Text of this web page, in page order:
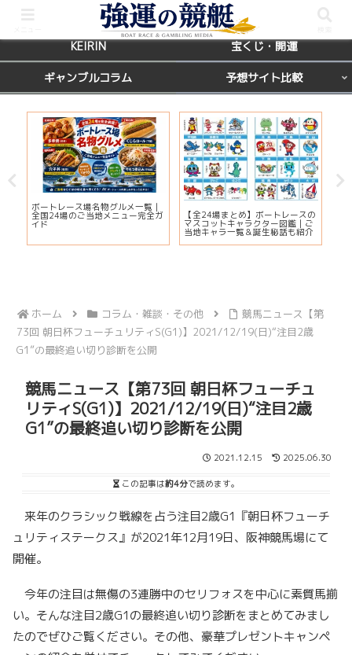
BOATRACE レース場ガイド
KEIRIN 宝くじ・開運
ギャンブルコラム 予想サイト比較
ボートレース場名物グルメ一覧｜
全国24場のご当地メニュー完全ガ
イド
【全24場まとめ】ボートレースの
マスコットキャラクター図鑑｜ご
当地キャラ一覧＆誕生秘話も紹介
ホーム コラム・雑談・その他
競馬ニュース【第
73回 朝日杯フューチュリティS(G1)】2021/12/19(日)“注目2歳
G1”の最終追い切り診断を公開
競馬ニュース【第73回 朝日杯フューチュ
リティS(G1)】2021/12/19(日)“注目2歳
G1”の最終追い切り診断を公開
2021.12.15 2025.06.30
この記事は約4分で読めます。
来年のクラシック戦線を占う注目2歳G1『朝日杯フューチ
ュリティステークス』が2021年12月19日、阪神競馬場にて
開催。
今年の注目は無傷の3連勝中のセリフォスを中心に素質馬揃
い。そんな注目2歳G1の最終追い切り診断をまとめてみまし
たのでぜひご覧ください。その他、豪華プレゼントキャンペ